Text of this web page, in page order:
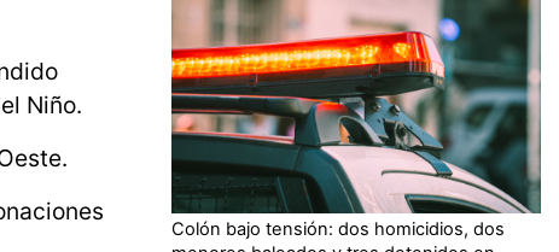
Niño.
Colón bajo tensión: dos homicidios, dos